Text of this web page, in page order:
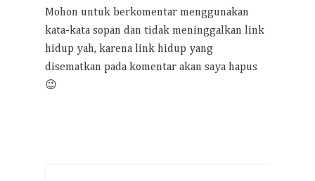
Mohon untuk berkomentar menggunakan
kata-kata sopan dan tidak meninggalkan link
hidup yah, karena link hidup yang
disematkan pada komentar akan saya hapus
😉